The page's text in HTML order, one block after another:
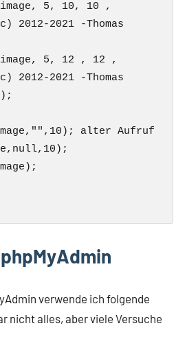
5, 10, 10 ,
2021 -Thomas
5, 12 , 12 ,
2021 -Thomas
alter Aufruf
verwende ich folgende
nicht alles, aber viele Versuche